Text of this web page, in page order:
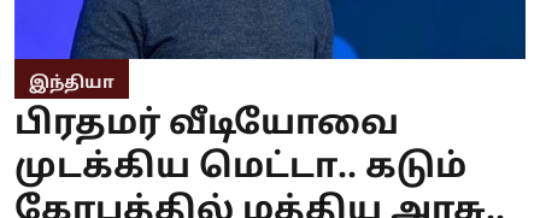
இந்தியா
பிரதமர் வீடியோவை
முடக்கிய மெட்டா.. கடும்